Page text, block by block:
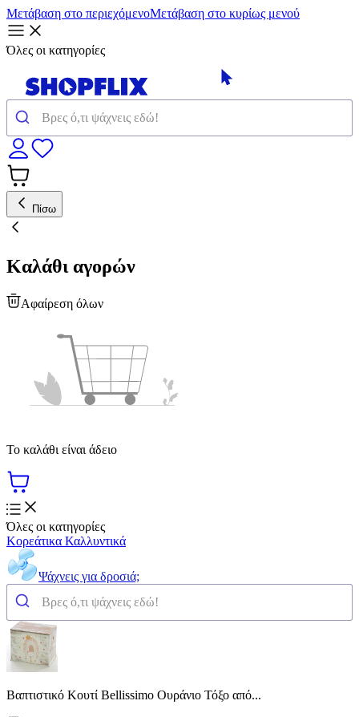
Μετάβαση στο περιεχόμενοΜετάβαση στο κυρίως μενού
Όλες οι κατηγορίες
Πίσω
Καλάθι αγορών
Αφαίρεση όλων
Το καλάθι είναι άδειο
Όλες οι κατηγορίες
Κορεάτικα Καλλυντικά
Ψάχνεις για δροσιά;
Βαπτιστικό Κουτί Bellissimo Ουράνιο Τόξο από...